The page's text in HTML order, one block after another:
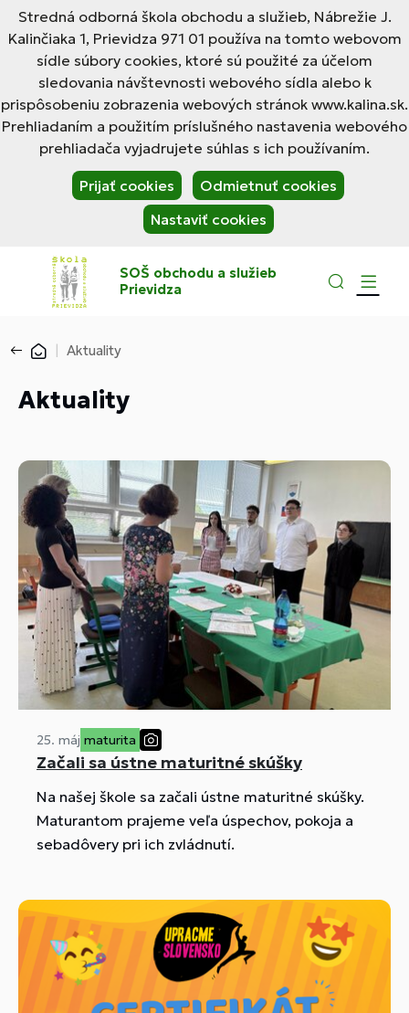
Stredná odborná škola obchodu a služieb, Nábrežie J.
Kalinčiaka 1, Prievidza 971 01 používa na tomto webovom
sídle súbory cookies, ktoré sú použité za účelom
sledovania návštevnosti webového sídla alebo k
prispôsobeniu zobrazenia webových stránok www.kalina.sk.
Prehliadaním a použitím príslušného nastavenia webového
prehliadača vyjadrujete súhlas s ich používaním.
Prijať cookies
Odmietnuť cookies
Nastaviť cookies
SOŠ obchodu a služieb
Prievidza
Aktuality
Aktuality
25. máj maturita
Začali sa ústne maturitné skúšky
Na našej škole sa začali ústne maturitné skúšky.
Maturantom prajeme veľa úspechov, pokoja a
sebadôvery pri ich zvládnutí.